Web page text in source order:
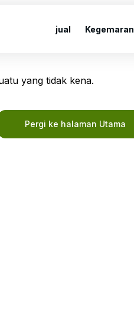
jual Kegemaran
yang tidak kena.
Pergi ke halaman Utama